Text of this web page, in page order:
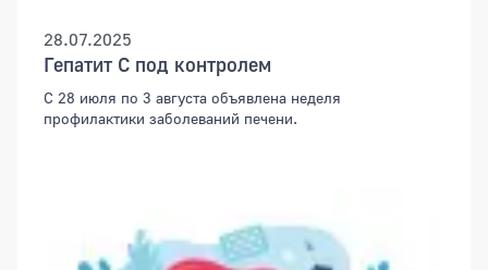
28.07.2025
Гепатит С под контролем
C 28 июля по 3 августа объявлена неделя
профилактики заболеваний печени.